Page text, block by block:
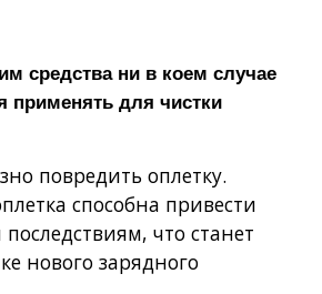
средства ни в коем случае
применять для чистки
повредить оплетку.
способна привести
что станет
нового зарядного